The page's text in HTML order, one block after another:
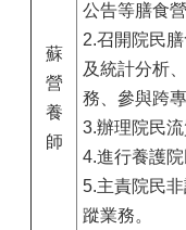
蘇
營
養
師
公告等膳食營
2.召開院民
及統計分析
務、參與跨專
3.辦理院民流
4.進行養護院
5.主責院民
蹤業務。